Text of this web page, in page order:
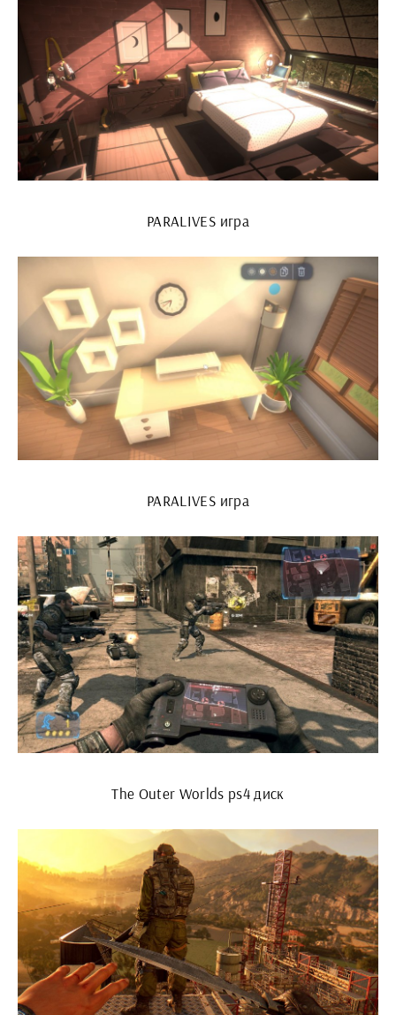
PARALIVES игра
PARALIVES игра
The Outer Worlds ps4 диск